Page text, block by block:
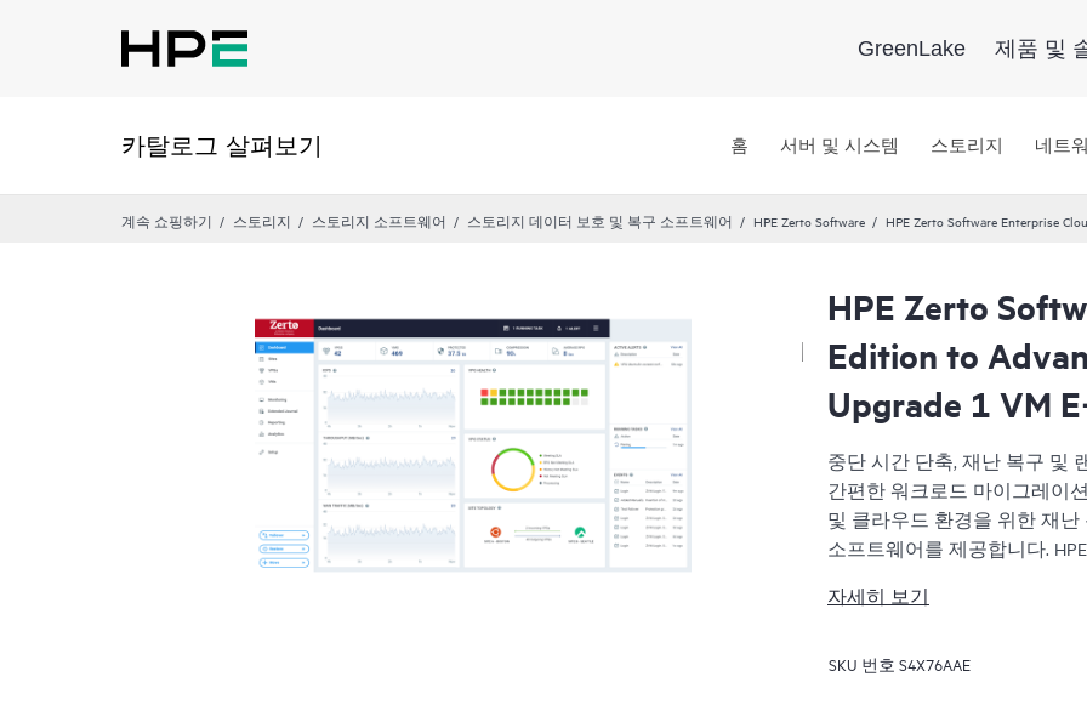
GreenLake 제품 및
카탈로그 살펴보기 홈 서버 및 시스템 스토리지 네트
계속 쇼핑하기 스토리지 스토리지 소프트웨어 스토리지 데이터 보호 및 복구 소프트웨어 HPE Zerto Software HPE Zerto Software Enterprise
HPE Zerto
Edition to
Upgrade 1 VM
중단 시간 단축, 재난 복구 및
간편한 워크로드 마이그레이
및 클라우드 환경을 위한 재
소프트웨어를 제공합니다.
몇 초로 줄여 신속하게 복구
우드를 포함한 광범위한 IT
자세히 보기
SKU 번호 S4X76AAE